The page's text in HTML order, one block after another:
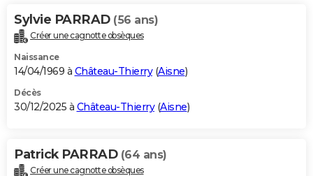
Alimentation
Guide de la santé
Maladies
Médicaments
Sommeil
VOYAGE
Destinations
City break
Voyage nature
Voyage de noces
Forum
Climat
+PHOTO
GUIDES D'ACHAT
BONS PLANS
Carte de Noël
Carte Bonne année
Carte Saint-Valentin
Carte Pâques
Carte d'anniversaire
DICTIONNAIRE
Sylvie PARRAD (56 ans)
Créer une cagnotte obsèques
Naissance
14/04/1969 à Château-Thierry(Aisne)
Décès
30/12/2025 à Château-Thierry(Aisne)
Patrick PARRAD (64 ans)
Créer une cagnotte obsèques